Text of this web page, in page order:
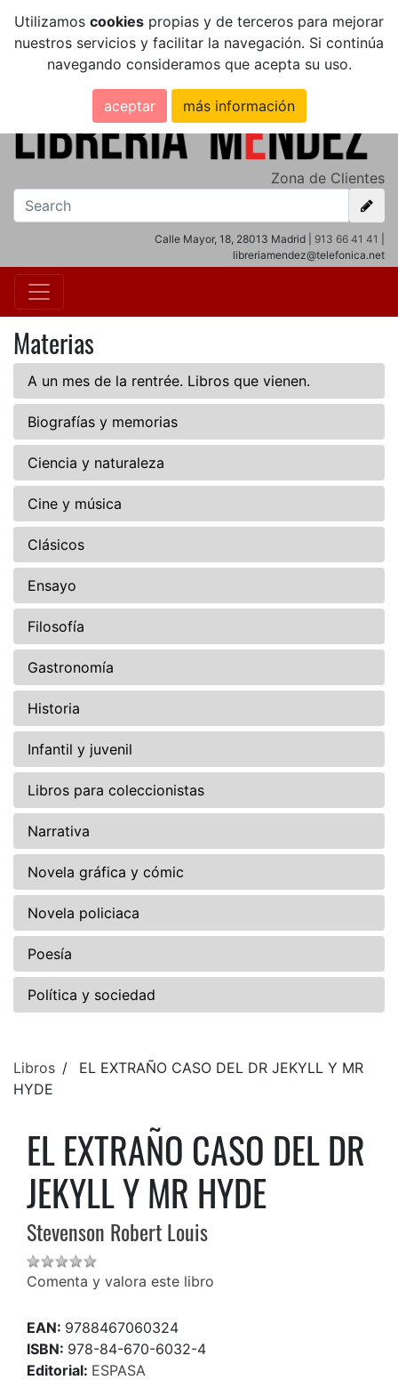
Utilizamos cookies propias y de terceros para mejorar
nuestros servicios y facilitar la navegación. Si continúa
navegando consideramos que acepta su uso.
aceptar más información
Zona de Clientes
Calle Mayor, 18, 28013 Madrid | 913 66 41 41
libreriamendez@telefonica.net
Materias
A un mes de la rentrée. Libros que vienen.
Biografías y memorias
Ciencia y naturaleza
Cine y música
Clásicos
Ensayo
Filosofía
Gastronomía
Historia
Infantil y juvenil
Libros para coleccionistas
Narrativa
Novela gráfica y cómic
Novela policiaca
Poesía
Política y sociedad
Libros
EL EXTRAÑO CASO DEL DR JEKYLL Y MR
HYDE
EL EXTRAÑO CASO DEL DR
JEKYLL Y MR HYDE
Stevenson Robert Louis
Comenta y valora este libro
EAN: 9788467060324
ISBN: 978-84-670-6032-4
Editorial: ESPASA